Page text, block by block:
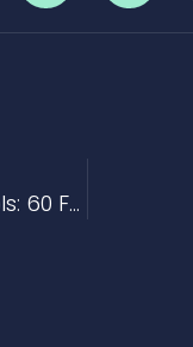
Writing Tools: 60 Formidable Tools to Improve Your Writing (via The Freelance Effect)